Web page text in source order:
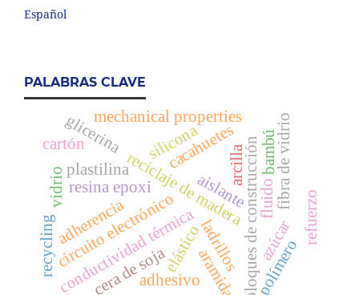
Español
PALABRAS CLAVE
reciclaje de maderabloques de construcción
aislante
conductividad térmica
arcilla
plastilina
circuito electrónico ladrillos
cacahuetes
fluido
polímero
elástico
resina epoxi
mechanical properties
recycling
fibra de vidrio
aramida
adherencia
cera de soja
glicerina silicona
vidrio
azúcar
adhesivo
cartón bambú
refuerzo